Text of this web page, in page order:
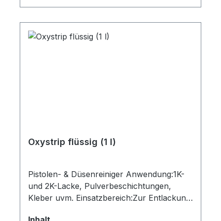
Oxystrip flüssig (1 l)
Pistolen- & Düsenreiniger Anwendung:1K-
und 2K-Lacke, Pulverbeschichtungen,
Kleber uvm. Einsatzbereich:Zur Entlackung